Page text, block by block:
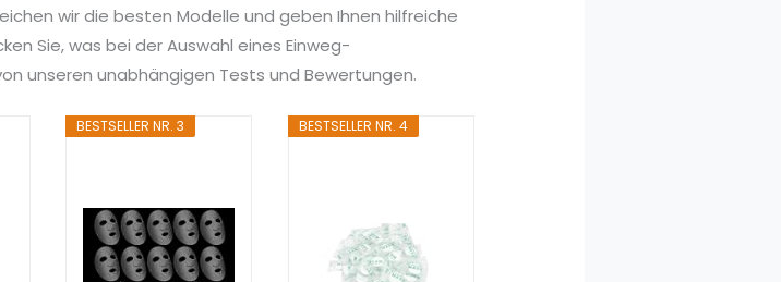
wir die besten Modelle und geben Ihnen hilfreiche
Sie, was bei der Auswahl eines Einweg-
unseren unabhängigen Tests und Bewertungen.
BESTSELLER NR. 3 BESTSELLER NR. 4